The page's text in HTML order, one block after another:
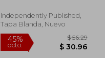
Independently Published,
Tapa Blanda, Nuevo